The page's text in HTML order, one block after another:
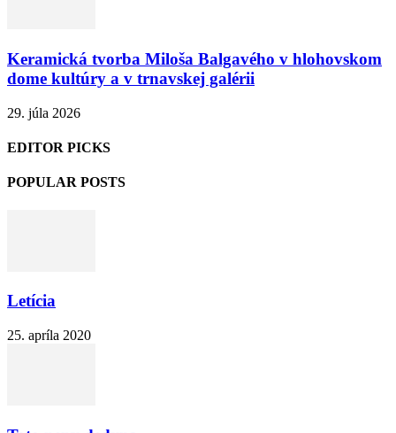
Keramická tvorba Miloša Balgavého v hlohovskom
dome kultúry a v trnavskej galérii
29. júla 2026
EDITOR PICKS
POPULAR POSTS
Letícia
25. apríla 2020